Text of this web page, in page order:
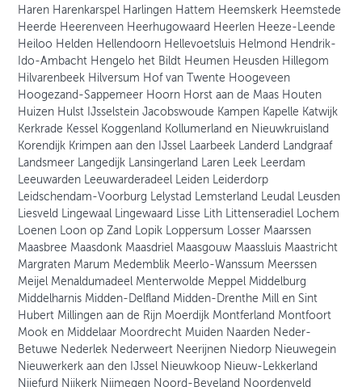
Haren Harenkarspel Harlingen Hattem Heemskerk Heemstede
Heerde Heerenveen Heerhugowaard Heerlen Heeze-Leende
Heiloo Helden Hellendoorn Hellevoetsluis Helmond Hendrik-
Ido-Ambacht Hengelo het Bildt Heumen Heusden Hillegom
Hilvarenbeek Hilversum Hof van Twente Hoogeveen
Hoogezand-Sappemeer Hoorn Horst aan de Maas Houten
Huizen Hulst IJsselstein Jacobswoude Kampen Kapelle Katwijk
Kerkrade Kessel Koggenland Kollumerland en Nieuwkruisland
Korendijk Krimpen aan den IJssel Laarbeek Landerd Landgraaf
Landsmeer Langedijk Lansingerland Laren Leek Leerdam
Leeuwarden Leeuwarderadeel Leiden Leiderdorp
Leidschendam-Voorburg Lelystad Lemsterland Leudal Leusden
Liesveld Lingewaal Lingewaard Lisse Lith Littenseradiel Lochem
Loenen Loon op Zand Lopik Loppersum Losser Maarssen
Maasbree Maasdonk Maasdriel Maasgouw Maassluis Maastricht
Margraten Marum Medemblik Meerlo-Wanssum Meerssen
Meijel Menaldumadeel Menterwolde Meppel Middelburg
Middelharnis Midden-Delfland Midden-Drenthe Mill en Sint
Hubert Millingen aan de Rijn Moerdijk Montferland Montfoort
Mook en Middelaar Moordrecht Muiden Naarden Neder-
Betuwe Nederlek Nederweert Neerijnen Niedorp Nieuwegein
Nieuwerkerk aan den IJssel Nieuwkoop Nieuw-Lekkerland
Nijefurd Nijkerk Nijmegen Noord-Beveland Noordenveld